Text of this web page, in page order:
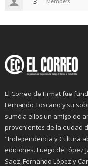
El Correo de Firmat fue
Fernando Toscano y su
sumó a ellos un amigo de
provenientes de la ciudad
"Independencia y Cultura
ediciones. Luego de López
Saez, Fernando López y